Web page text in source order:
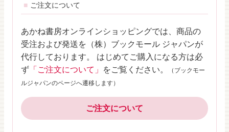
ご注文について
あかね書房オンラインショッピングでは、商品の
受注および発送を（株）ブックモール ジャパンが
代行しております。 はじめてご購入になる方は必
ず 「ご注文について」 をご覧ください。
（ブックモー
ルジャパンのページへ遷移します）
ご注文について